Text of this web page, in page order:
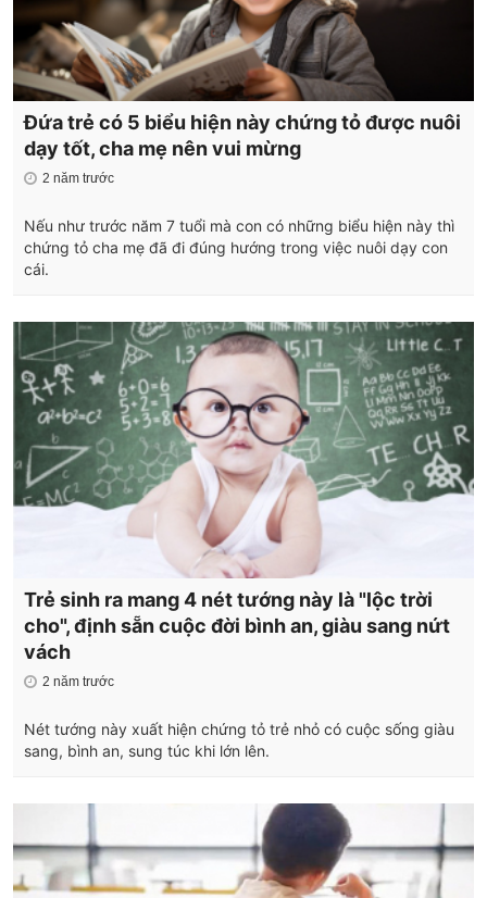
Đứa trẻ có 5 biểu hiện này chứng tỏ được nuôi
dạy tốt, cha mẹ nên vui mừng
2 năm trước
Nếu như trước năm 7 tuổi mà con có những biểu hiện này thì
chứng tỏ cha mẹ đã đi đúng hướng trong việc nuôi dạy con
cái.
Trẻ sinh ra mang 4 nét tướng này là "lộc trời
cho", định sẵn cuộc đời bình an, giàu sang nứt
vách
2 năm trước
Nét tướng này xuất hiện chứng tỏ trẻ nhỏ có cuộc sống giàu
sang, bình an, sung túc khi lớn lên.